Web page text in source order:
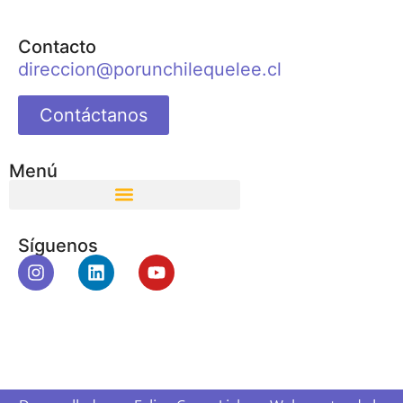
Contacto
direccion@porunchilequelee.cl
Contáctanos
Menú
Síguenos